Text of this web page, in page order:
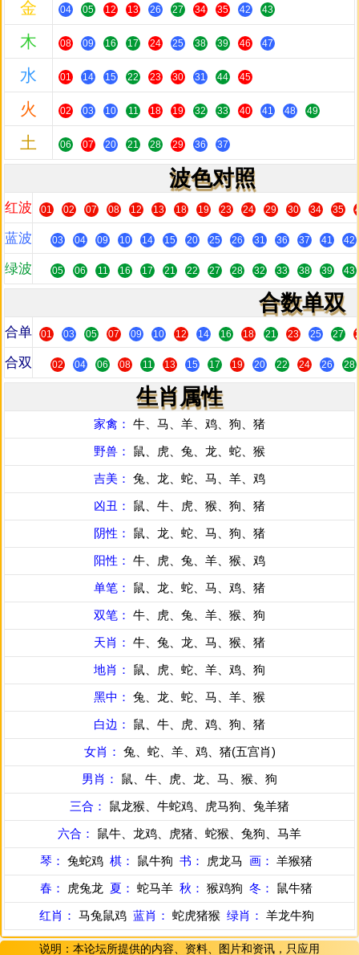
金 04 05 12 13 26 27 34 35 42 43
木 08 09 16 17 24 25 38 39 46 47
水 01 14 15 22 23 30 31 44 45
火 02 03 10 11 18 19 32 33 40 41 48 49
土 06 07 20 21 28 29 36 37
波色对照
红波 01 02 07 08 12 13 18 19 23 24 29 30 34 35
蓝波 03 04 09 10 14 15 20 25 26 31 36 37 41 42
绿波 05 06 11 16 17 21 22 27 28 32 33 38 39 43
合数单双
合单 01 03 05 07 09 10 12 14 16 18 21 23 25 27
合双 02 04 06 08 11 13 15 17 19 20 22 24 26 28
生肖属性
家禽： 牛、马、羊、鸡、狗、猪
野兽： 鼠、虎、兔、龙、蛇、猴
吉美： 兔、龙、蛇、马、羊、鸡
凶丑： 鼠、牛、虎、猴、狗、猪
阴性： 鼠、龙、蛇、马、狗、猪
阳性： 牛、虎、兔、羊、猴、鸡
单笔： 鼠、龙、蛇、马、鸡、猪
双笔： 牛、虎、兔、羊、猴、狗
天肖： 牛、兔、龙、马、猴、猪
地肖： 鼠、虎、蛇、羊、鸡、狗
黑中： 兔、龙、蛇、马、羊、猴
白边： 鼠、牛、虎、鸡、狗、猪
女肖： 兔、蛇、羊、鸡、猪(五宫肖)
男肖： 鼠、牛、虎、龙、马、猴、狗
三合： 鼠龙猴、牛蛇鸡、虎马狗、兔羊猪
六合： 鼠牛、龙鸡、虎猪、蛇猴、兔狗、马羊
琴： 兔蛇鸡 棋： 鼠牛狗 书： 虎龙马 画： 羊猴猪
春：
虎兔龙 夏： 蛇马羊 秋： 猴鸡狗 冬： 鼠牛猪
红肖： 马兔鼠鸡 蓝肖： 蛇虎猪猴 绿肖： 羊龙牛狗
说明：本论坛所提供的内容、资料、图片和资讯，只应用